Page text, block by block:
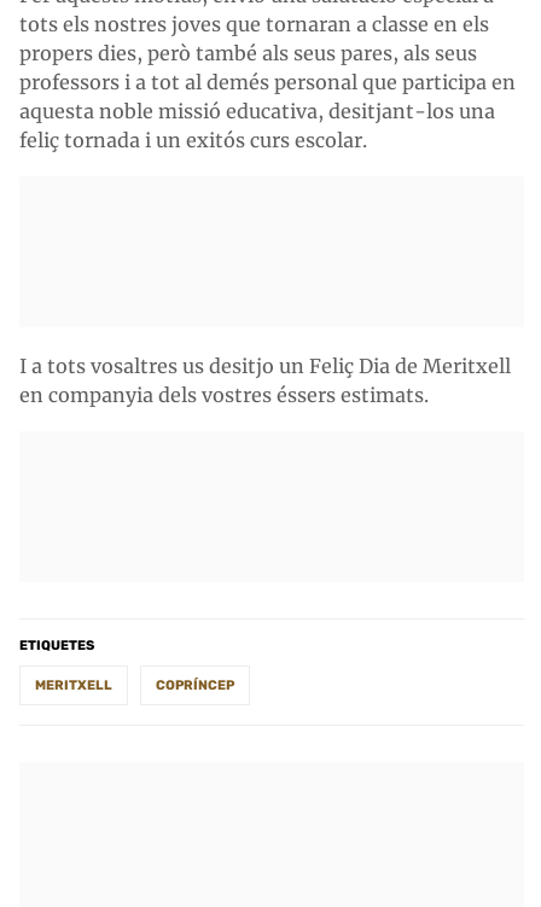
tots els nostres joves que tornaran a classe en els
propers dies, però també als seus pares, als seus
professors i a tot al demés personal que participa en
aquesta noble missió educativa, desitjant-los una
feliç tornada i un exitós curs escolar.
I a tots vosaltres us desitjo un Feliç Dia de Meritxell
en companyia dels vostres éssers estimats.
ETIQUETES
MERITXELL COPRÍNCEP